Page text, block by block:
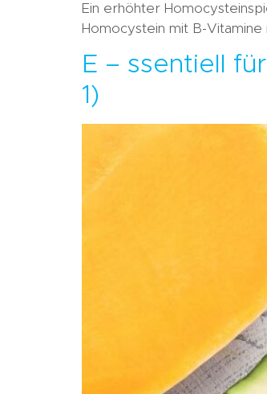
Ein erhöhter
Homocystein mit B-Vitamine
E – ssentiell
1)